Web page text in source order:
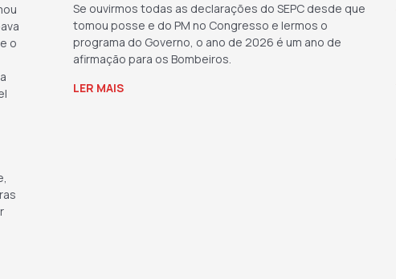
o
Se ouvirmos todas as declarações do SEPC desde que
tomou posse e do PM no Congresso e lermos o
programa do Governo, o ano de 2026 é um ano de
afirmação para os Bombeiros.
LER MAIS